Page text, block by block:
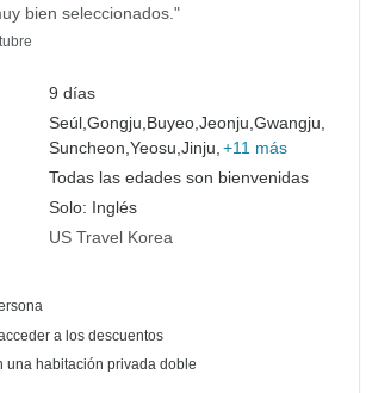
bien seleccionados."
9 días
Seúl,Gongju,Buyeo,Jeonju,Gwangju,
Suncheon,Yeosu,Jinju, +11 más
Todas las edades son bienvenidas
Solo: Inglés
US Travel Korea
a los descuentos
una habitación privada doble